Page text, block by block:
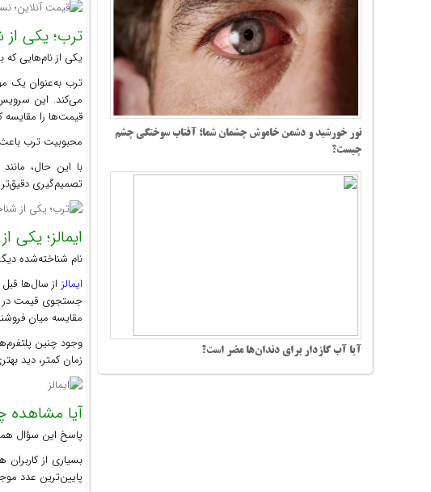
نور خورشید و دشمن خاموش چشمان شما؛ آفتاب سوختگی چشم
چیست؟
آیا آب گازدار برای دندان‌ها مضر است؟
ترب؛ یکی از
یکی از نام‌هایی
ترب به‌عنوان یک
می‌کند. این
قیمت‌ها را مقایسه
محبوبیت ترب
با این حال،
تصمیم‌گیری
ایمالز؛
نام شناخته‌شده
ایمالز از سال‌ها
جستجوی قیمت در
مقایسه میان
وجود چنین
زمان کمتر، دید
آیا مشاهده
پاسخ این سؤال
بسیاری از
پایین‌ترین عدد